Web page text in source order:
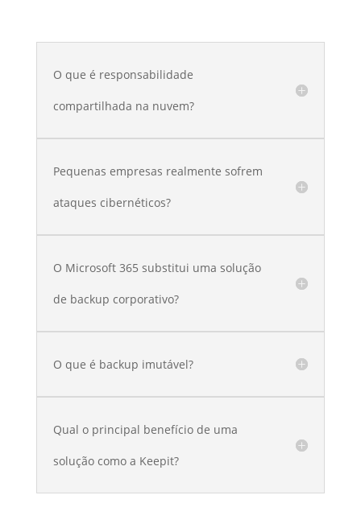
O que é responsabilidade
compartilhada na nuvem?
Pequenas empresas realmente sofrem
ataques cibernéticos?
O Microsoft 365 substitui uma solução
de backup corporativo?
O que é backup imutável?
Qual o principal benefício de uma
solução como a Keepit?